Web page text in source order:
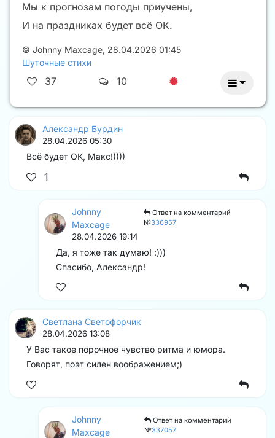
Мы к прогнозам погоды приучены,
И на праздниках будет всё ОК.
© Johnny Maxcage, 28.04.2026 01:45
Шуточные стихи
37 10
Александр Бурдин
28.04.2026 05:30
Всё будет ОК, Макс!))))
1
Johnny
Maxcage
Ответ на комментарий
№336957
28.04.2026 19:14
Да, я тоже так думаю! :)))
Спасибо, Александр!
Светлана Светофорчик
28.04.2026 13:08
У Вас такое порочное чувство ритма и юмора.
Говорят, поэт силен воображением;)
Johnny
Maxcage
Ответ на комментарий
№337057